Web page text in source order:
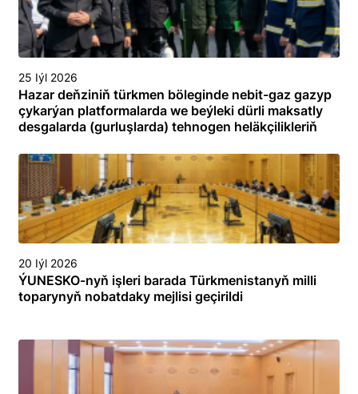
25 Iýl 2026
Hazar deňziniň türkmen böleginde nebit-gaz gazyp
çykarýan platformalarda we beýleki dürli maksatly
desgalarda (gurluşlarda) tehnogen heläkçilikleriň
toplumlaýyn türgenleşik okuwy
20 Iýl 2026
ÝUNESKO-nyň işleri barada Türkmenistanyň milli
toparynyň nobatdaky mejlisi geçirildi